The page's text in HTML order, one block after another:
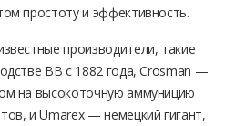
простоту и эффективность.
производители, такие
BB с 1882 года, Crosman —
на высокоточную аммуницию
и Umarex — немецкий гигант,